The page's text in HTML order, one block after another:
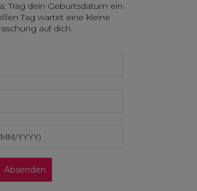
Trag dein Geburtsdatum ein.
Tag wartet eine kleine
auf dich.
Absenden